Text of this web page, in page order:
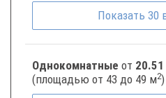
Показать 30
Однокомнатные от 20.51
(площадью от 43 до 49 м2)